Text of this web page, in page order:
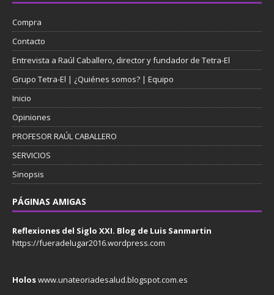
Compra
Contacto
Entrevista a Raúl Caballero, director y fundador de Tetra-El
Grupo Tetra-El | ¿Quiénes somos? | Equipo
Inicio
Opiniones
PROFESOR RAÚL CABALLERO
SERVICIOS
Sinopsis
PÁGINAS AMIGAS
Reflexiones del Siglo XXI. Blog de Luis Sanmartin
https://fueradelugar2016.wordpress.com
Holoswww.unateoriadesalud.blogspot.com.es